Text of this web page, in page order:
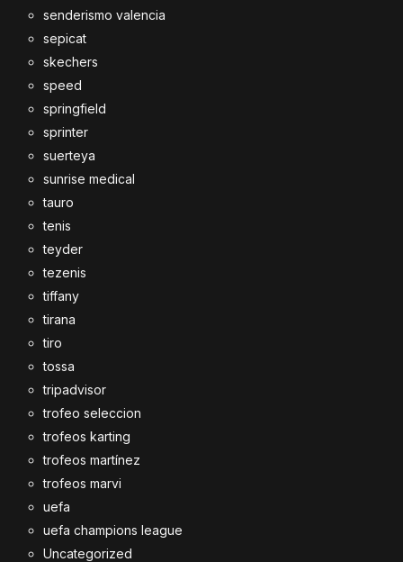
senderismo valencia
sepicat
skechers
speed
springfield
sprinter
suerteya
sunrise medical
tauro
tenis
teyder
tezenis
tiffany
tirana
tiro
tossa
tripadvisor
trofeo seleccion
trofeos karting
trofeos martínez
trofeos marvi
uefa
uefa champions league
Uncategorized